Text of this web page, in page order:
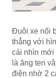
Đuôi xe nổi
thẳng với
cái nhìn mới
là ăng ten
điện nhờ 2